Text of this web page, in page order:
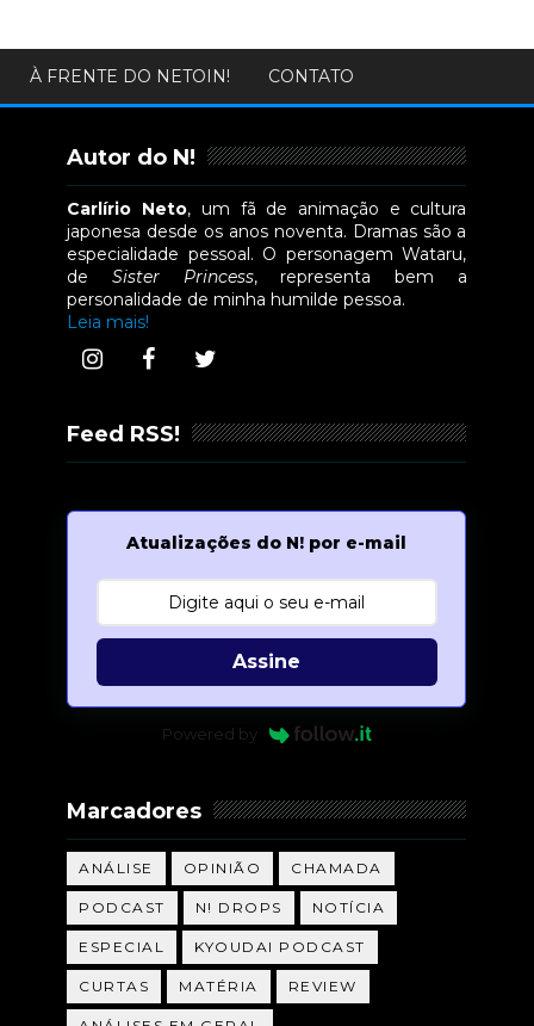
À FRENTE DO NETOIN! CONTATO
Autor do N!
Carlírio Neto, um fã de animação e cultura
japonesa desde os anos noventa. Dramas são a
especialidade pessoal. O personagem Wataru,
deSister Princess, representa bem a
personalidade de minha humilde pessoa.
Leia mais!
Feed RSS!
Atualizações do N! por e-mail
Assine
Powered by
Marcadores
ANÁLISE OPINIÃO CHAMADA
PODCAST N! DROPS NOTÍCIA
ESPECIAL KYOUDAI PODCAST
CURTAS MATÉRIA REVIEW